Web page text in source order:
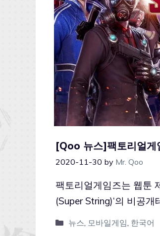
[Qoo 뉴스]팩토리얼게
2020-11-30 by Mr. Qoo
팩토리얼게임즈는 웹툰
(Super String)‘의 비공
뉴스, 모바일게임, 한국어